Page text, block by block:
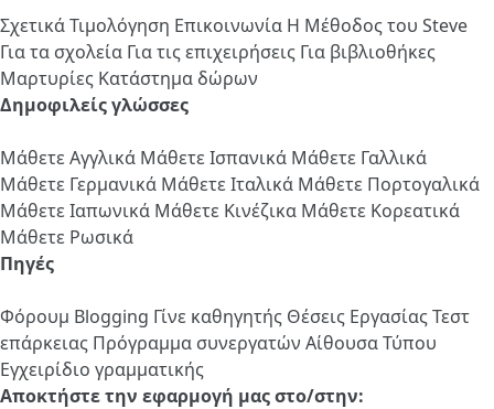
ΣχετικάΤιμολόγηση Επικοινωνία Η Μέθοδος του Steve
Για τα σχολεία Για τις επιχειρήσεις Για βιβλιοθήκες
Μαρτυρίες Κατάστημα δώρων
Δημοφιλείς γλώσσες
Μάθετε Αγγλικά Μάθετε Ισπανικά Μάθετε Γαλλικά
Μάθετε Γερμανικά Μάθετε Ιταλικά Μάθετε Πορτογαλικά
Μάθετε Ιαπωνικά Μάθετε Κινέζικα Μάθετε Κορεατικά
Μάθετε Ρωσικά
Πηγές
Φόρουμ Blogging Γίνε καθηγητής Θέσεις ΕργασίαςΤεστ
επάρκειας Πρόγραμμα συνεργατών Αίθουσα Τύπου
Εγχειρίδιο γραμματικής
Αποκτήστε την εφαρμογή μας στο/στην: